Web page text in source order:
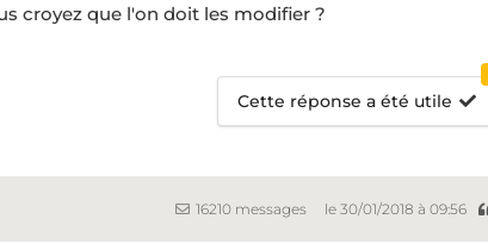
croyez que l'on doit les modifier ?
Cette réponse a été utile
16210 messages le 30/01/2018 à 09:56